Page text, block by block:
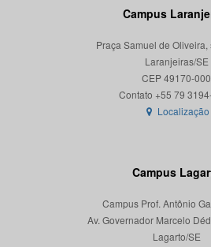
Campus
Praça Samuel de Oliveira,
Laranjeiras/SE
CEP 49170-000
Localização
Campus
Campus Prof. Antônio
Av. Governador Marcelo
Lagarto/SE